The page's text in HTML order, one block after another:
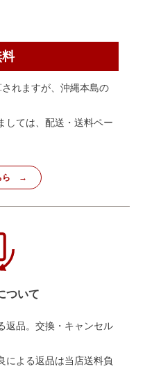
れますが、沖縄本島の
しては、配送・送料ペー
ら
ついて
返品。交換・キャンセル
による返品は当店送料負